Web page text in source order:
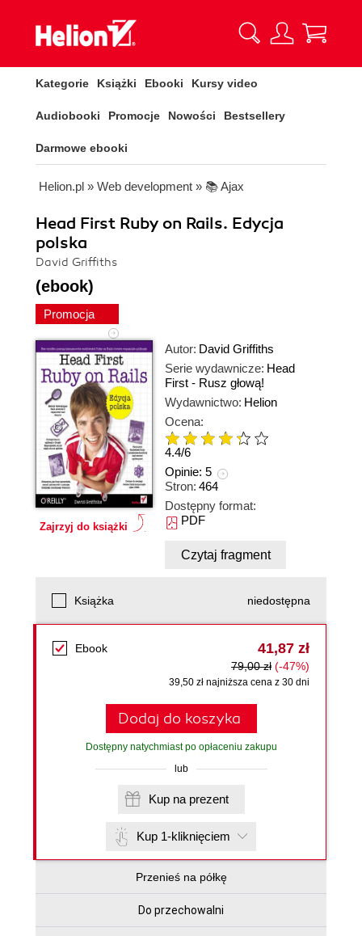
Kategorie Książki Ebooki Kursy video
Audiobooki Promocje Nowości Bestsellery
Darmowe ebooki
Helion.pl » Web development » 📚 Ajax
Head First Ruby on Rails. Edycja
polska
David Griffiths
(ebook)
Promocja
Zajrzyj do książki
Autor: David Griffiths
Serie wydawnicze: Head
First - Rusz głową!
Wydawnictwo: Helion
Ocena:
4.4/6
Opinie: 5
Stron: 464
Dostępny format:
PDF
Czytaj fragment
Książka niedostępna
Ebook 41,87 zł
79,00 zł (-47%)
39,50 zł najniższa cena z 30 dni
Dodaj do koszyka
Dostępny natychmiast po opłaceniu zakupu
lub
Kup na prezent
Kup 1-kliknięciem
Przenieś na półkę
Do przechowalni